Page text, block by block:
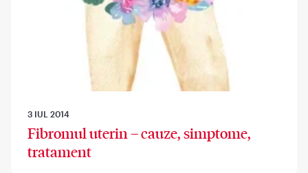
3 IUL 2014
Fibromul uterin – cauze, simptome,
tratament